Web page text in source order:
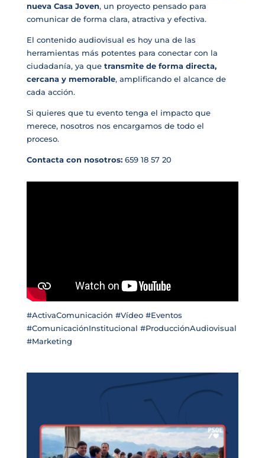
nueva Casa Joven, un proyecto pensado para
comunicar de forma clara, atractiva y efectiva.
El contenido audiovisual es hoy una de las
herramientas más potentes para conectar con la
ciudadanía, ya que transmite de forma directa,
cercana y memorable, amplificando el alcance de
cada acción.
Si quieres que tu evento tenga el impacto que
merece, nosotros nos encargamos de todo el
proceso.
Contacta con nosotros:659 18 57 20
#ActivaComunicación #Vídeo #Eventos
#ComunicaciónInstitucional #ProducciónAudiovisual
#Marketing